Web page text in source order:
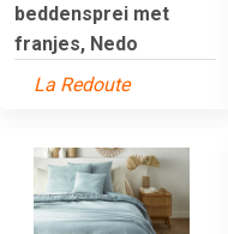
beddensprei met
franjes, Nedo
La Redoute